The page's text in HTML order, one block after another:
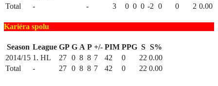
Total
- - 3 0 0 0 -2 0 0 2 0.00
Kariéra spolu
Season League GP G A P +/- PIM PPG S S%
2014/15 1. HL 27 0 8 8 7 42 0 22 0.00
Total
- 27 0 8 8 7 42 0 22 0.00